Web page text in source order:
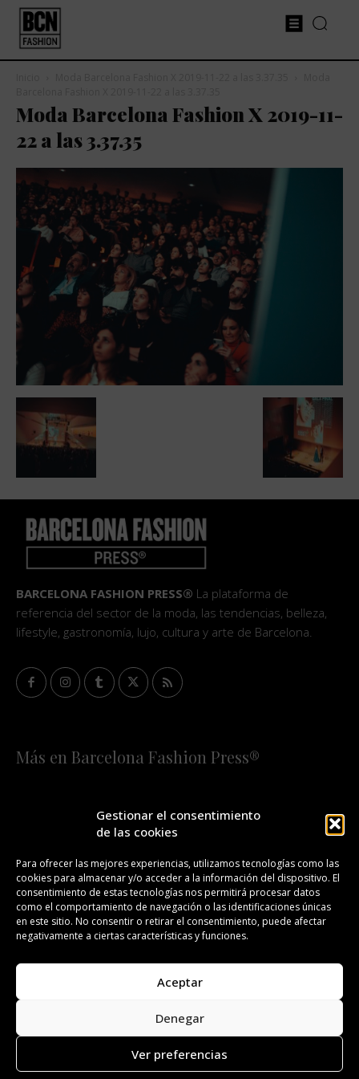
Gestionar el consentimiento
de las cookies
Para ofrecer las mejores experiencias, utilizamos tecnologías como las
cookies para almacenar y/o acceder a la información del dispositivo. El
consentimiento de estas tecnologías nos permitirá procesar datos
como el comportamiento de navegación o las identificaciones únicas
en este sitio. No consentir o retirar el consentimiento, puede afectar
negativamente a ciertas características y funciones.
Aceptar
Denegar
Ver preferencias
Moda Barcelona Fashion X 2019-11-
22 a las 3.37.35
BARCELONA FASHION PRESS® La plataforma de
referencia del sector de la moda, las tendencias, belleza,
lifestyle, gastronomía, lujo, cultura y arte de Barcelona.
Más en Barcelona Fashion Press®
¡SUSCRÍBETE A NUESTRA FASHION NEWS!
CONTACTO REDACCIÓN PUBLICIDAD
ISSN 2385-4839 DL B 27443-2014
Todos los derechos reservados. Copyright 2008-2024.
Barcelona Fashion Press®/™ es una marca registrada.